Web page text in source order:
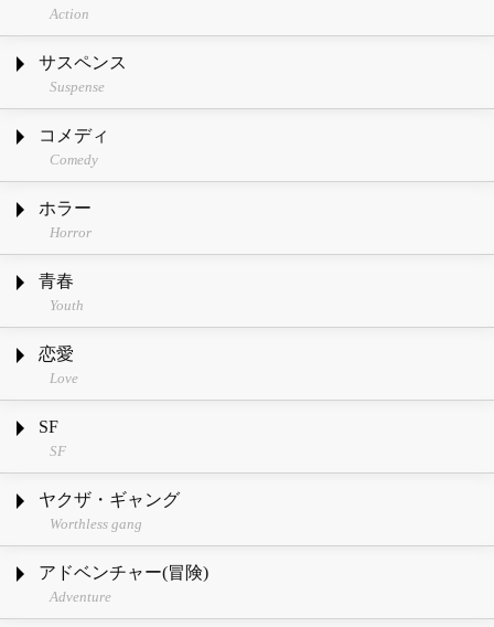
Action
サスペンス
Suspense
コメディ
Comedy
ホラー
Horror
青春
Youth
恋愛
Love
SF
SF
ヤクザ・ギャング
Worthless gang
アドベンチャー(冒険)
Adventure